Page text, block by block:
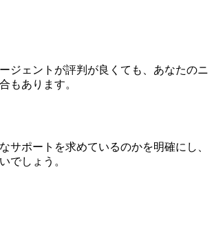
ジェントが評判が良くても、あなたのニ
もあります。
サポートを求めているのかを明確にし、
でしょう。